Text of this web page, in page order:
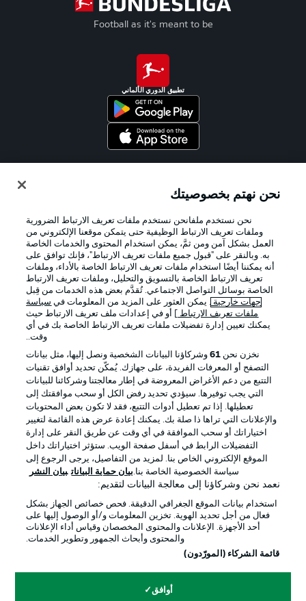
Football as it's meant to be
تطبيق الدوري الألماني
الإعلانات الإخطارات القانونية
شروط الاستخدام الوظائف
جهة النشر تواصل معنا
اللاعبون
© 2026 Bundesliga-Gruppe GmbH
نحن نهتم بخصوصيتك
نحن نستخدم ملفانحن نستخدم ملفات تعريف الارتباط الضرورية
وملفات تعريف الارتباط الوظيفية حتى يتمكن موقعنا الإلكتروني من
العمل بشكل آمن ومن ثمَّ، يمكن استخدام المحتوى والخدمات الخاصة
به. وبالنقر على "قبول جميع ملفات تعريف الارتباط"، فإنك توافق على
أنه يمكننا أيضًا استخدام ملفات تعريف الارتباط الخاصة بالأداء، وملفات
تعريف الارتباط الخاصة بالتسويق والتحليل، وملفات تعريف الارتباط
الخاصة بوسائل التواصل الاجتماعي. تُقدَّم بعض هذه الخدمات من قِبل
جهات خارجية . يمكن العثور على المزيد من المعلومات في سياسة
ملفات تعريف الارتباط
] أو في إعدادات ملف تعريف الارتباط حيث
يمكنك تعيين إدارة تفضيلات ملفات تعريف الارتباط الخاصة بك في أي
وقت..
نخزن نحن 61وشركاؤنا البيانات الشخصية ونصل إليها، مثل بيانات
التصفح أو المعرفات الفريدة، على جهازك. يُمكّن تحديد أوافق تقنيات
التتبع من دعم الأغراض المعروضة في إطار معالجتنا وشركائنا للبيانات
التي يجب توفيرها. سيؤدي تحديد رفض الكل أو سحب موافقتك إلى
تعطيلها. إذا تم تعطيل أدوات التتبع، فقد لا تكون بعض المحتويات
والإعلانات التي تراها ذا صلة بك. يمكنك إعادة عرض هذه القائمة لتغيير
اختياراتك أو سحب الموافقة في أي وقت عن طريق النقر على إدارة
التفضيلات الرابط في أسفل صفحة الويب. ستؤثر اختياراتك داخل
الموقع الإلكتروني الخاص بنا. لمزيد من التفاصيل، يرجى الرجوع إلى
سياسة الخصوصية الخاصة بنا.بيان حماية البيانات بيان النشر
نعمد نحن وشركاؤنا إلى معالجة البيانات لتقديم:
استخدام بيانات الموقع الجغرافي الدقيقة. فحص خصائص الجهاز بشكل
فعال من أجل تحديد الهوية. تخزين المعلومات و/أو الوصول إليها على
أحد الأجهزة. الإعلانات والمحتوى المخصصان وقياس أداء الإعلانات
والمحتوى وأبحاث الجمهور وتطوير الخدمات.
قائمة الشركاء (المورّدون)
أوافق